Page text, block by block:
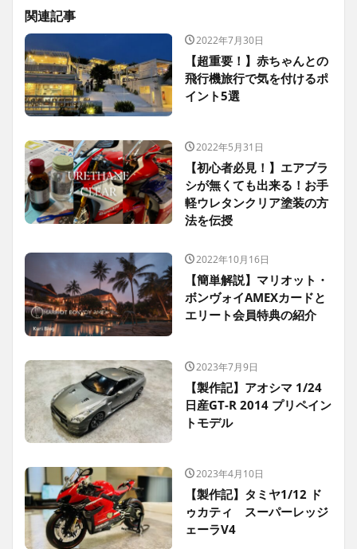
関連記事
2022年7月30日
【超重要！】赤ちゃんとの
飛行機旅行で気を付けるポ
イント5選
2022年5月31日
【初心者必見！】エアブラ
シが無くても出来る！お手
軽ウレタンクリア塗装の方
法を伝授
2022年10月16日
【簡単解説】マリオット・
ボンヴォイAMEXカードと
エリート会員特典の紹介
2023年7月9日
【製作記】アオシマ 1/24
日産GT-R 2014 プリペイン
トモデル
2023年4月10日
【製作記】タミヤ1/12 ド
ゥカティ スーパーレッジ
ェーラV4